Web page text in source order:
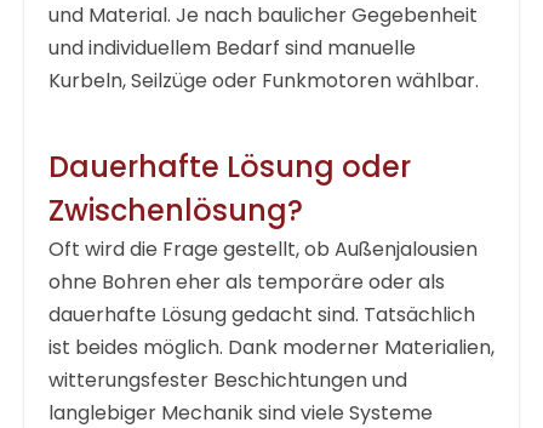
und Material. Je nach baulicher Gegebenheit
und individuellem Bedarf sind manuelle
Kurbeln, Seilzüge oder Funkmotoren wählbar.
Dauerhafte Lösung oder
Zwischenlösung?
Oft wird die Frage gestellt, ob Außenjalousien
ohne Bohreneher als temporäre oder als
dauerhafte Lösung gedacht sind. Tatsächlich
ist beides möglich. Dank moderner Materialien,
witterungsfester Beschichtungen und
langlebiger Mechanik sind viele Systeme